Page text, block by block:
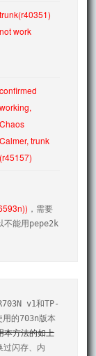
trunk(r40351)
not work
confirmed
working,
Chaos
Calmer, trunk
(r45157)
，需要
不能用pepe2k
v1和TP-
用的703n版本
本方法的如上
过闪存、内